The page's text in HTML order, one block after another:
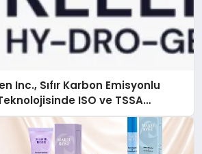
Inc., Sıfır Karbon Emisyonlu
ISO ve TSSA
Aldı